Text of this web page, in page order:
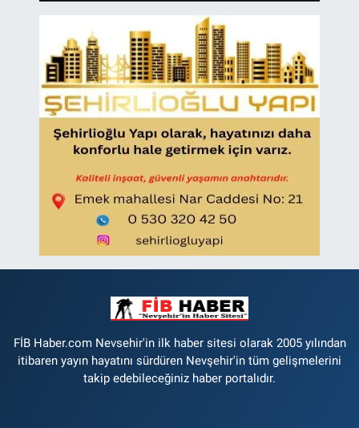
FİB Haber.com Nevsehir'in ilk haber sitesi olarak 2005 yılından
itibaren yayın hayatını sürdüren Nevşehir'in tüm gelişmelerini
takip edebileceğiniz haber portalıdır.